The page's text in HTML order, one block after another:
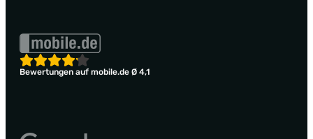
Bewertungen auf mobile.de Ø 4,1